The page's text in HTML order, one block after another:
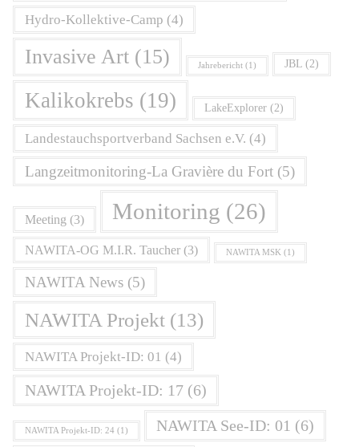
Hydro-Kollektive-Camp (4)
Invasive Art (15) Jahrebericht (1) JBL (2)
Kalikokrebs (19) LakeExplorer (2)
Landestauchsportverband Sachsen e.V. (4)
Langzeitmonitoring-La Gravière du Fort (5)
Meeting (3) Monitoring (26)
NAWITA-OG M.I.R. Taucher (3) NAWITA MSK (1)
NAWITA News (5)
NAWITA Projekt (13)
NAWITA Projekt-ID: 01 (4)
NAWITA Projekt-ID: 17 (6)
NAWITA Projekt-ID: 24 (1) NAWITA See-ID: 01 (6)